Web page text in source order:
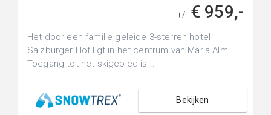
+/- € 959,-
Het door een familie geleide 3-sterren hotel
Salzburger Hof ligt in het centrum van Maria Alm.
Toegang tot het skigebied is...
Bekijken